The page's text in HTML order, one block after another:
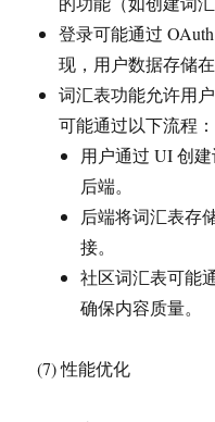
登录可能通过
现，用户数据存储
词汇表功能允许用
可能通过以下流程：
用户通过 UI 创
后端。
后端将词汇表存
接。
社区词汇表可能
确保内容质量。
(7) 性能优化